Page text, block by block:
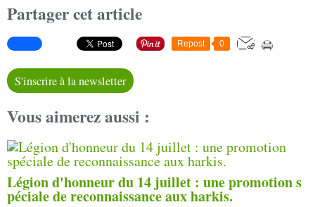
Partager cet article
Repost 0
S'inscrire à la newsletter
Vous aimerez aussi :
Légion d'honneur du 14 juillet : une promotion s
péciale de reconnaissance aux harkis.